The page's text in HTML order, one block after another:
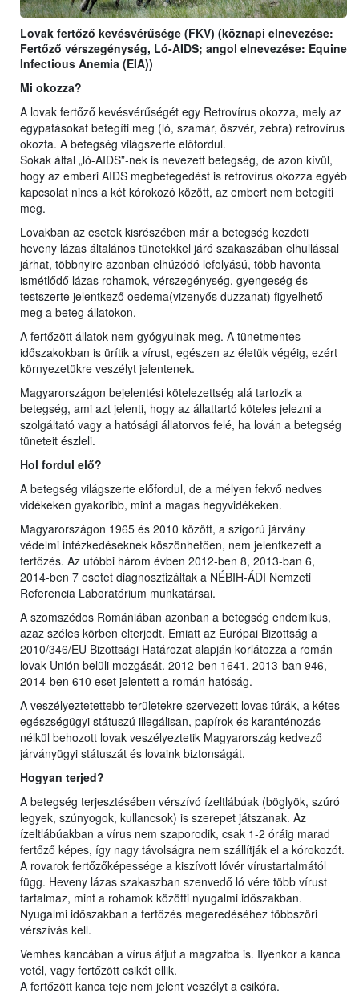
Lovak fertőző kevésvérűsége (FKV) (köznapi elnevezése:
Fertőző vérszegénység, Ló-AIDS; angol elnevezése: Equine
Infectious Anemia (EIA))
Mi okozza?
A lovak fertőző kevésvérűségét egy Retrovírus okozza, mely az
egypatásokat betegíti meg (ló, szamár, öszvér, zebra) retrovírus
okozta. A betegség világszerte előfordul.
Sokak által „ló-AIDS”-nek is nevezett betegség, de azon kívül,
hogy az emberi AIDS megbetegedést is retrovírus okozza egyéb
kapcsolat nincs a két kórokozó között, az embert nem betegíti
meg.
Lovakban az esetek kisrészében már a betegség kezdeti
heveny lázas általános tünetekkel járó szakaszában elhullással
járhat, többnyire azonban elhúzódó lefolyású, több havonta
ismétlődő lázas rohamok, vérszegénység, gyengeség és
testszerte jelentkező oedema(vizenyős duzzanat) figyelhető
meg a beteg állatokon.
A fertőzött állatok nem gyógyulnak meg. A tünetmentes
időszakokban is ürítik a vírust, egészen az életük végéig, ezért
környezetükre veszélyt jelentenek.
Magyarországon bejelentési kötelezettség alá tartozik a
betegség, ami azt jelenti, hogy az állattartó köteles jelezni a
szolgáltató vagy a hatósági állatorvos felé, ha lován a betegség
tüneteit észleli.
Hol fordul elő?
A betegség világszerte előfordul, de a mélyen fekvő nedves
vidékeken gyakoribb, mint a magas hegyvidékeken.
Magyarországon 1965 és 2010 között, a szigorú járvány
védelmi intézkedéseknek köszönhetően, nem jelentkezett a
fertőzés. Az utóbbi három évben 2012-ben 8, 2013-ban 6,
2014-ben 7 esetet diagnosztizáltak a NÉBIH-ÁDI Nemzeti
Referencia Laboratórium munkatársai.
A szomszédos Romániában azonban a betegség endemikus,
azaz széles körben elterjedt. Emiatt az Európai Bizottság a
2010/346/EU Bizottsági Határozat alapján korlátozza a román
lovak Unión belüli mozgását. 2012-ben 1641, 2013-ban 946,
2014-ben 610 eset jelentett a román hatóság.
A veszélyeztetettebb területekre szervezett lovas túrák, a kétes
egészségügyi státuszú illegálisan, papírok és karanténozás
nélkül behozott lovak veszélyeztetik Magyarország kedvező
járványügyi státuszát és lovaink biztonságát.
Hogyan terjed?
A betegség terjesztésében vérszívó ízeltlábúak (böglyök, szúró
legyek, szúnyogok, kullancsok) is szerepet játszanak. Az
ízeltlábúakban a vírus nem szaporodik, csak 1-2 óráig marad
fertőző képes, így nagy távolságra nem szállítják el a kórokozót.
A rovarok fertőzőképessége a kiszívott lóvér vírustartalmától
függ. Heveny lázas szakaszban szenvedő ló vére több vírust
tartalmaz, mint a rohamok közötti nyugalmi időszakban.
Nyugalmi időszakban a fertőzés megeredéséhez többszöri
vérszívás kell.
Vemhes kancában a vírus átjut a magzatba is. Ilyenkor a kanca
vetél, vagy fertőzött csikót ellik.
A fertőzött kanca teje nem jelent veszélyt a csikóra.